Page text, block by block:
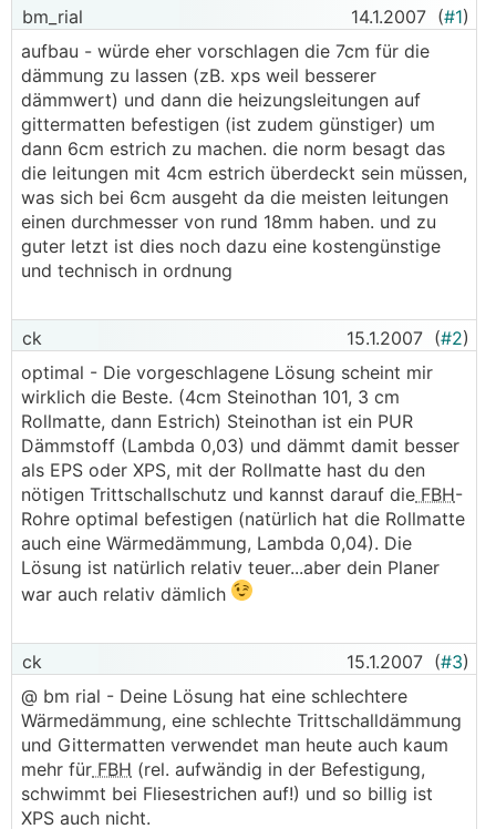
bm_rial 14.1.2007 (#1)
aufbau - würde eher vorschlagen die 7cm für die
dämmung zu lassen (zB. xps weil besserer
dämmwert) und dann die heizungsleitungen auf
gittermatten befestigen (ist zudem günstiger) um
dann 6cm estrich zu machen. die norm besagt das
die leitungen mit 4cm estrich überdeckt sein müssen,
was sich bei 6cm ausgeht da die meisten leitungen
einen durchmesser von rund 18mm haben. und zu
guter letzt ist dies noch dazu eine kostengünstige
und technisch in ordnung
ck 15.1.2007 (#2)
optimal - Die vorgeschlagene Lösung scheint mir
wirklich die Beste. (4cm Steinothan 101, 3 cm
Rollmatte, dann Estrich) Steinothan ist ein PUR
Dämmstoff (Lambda 0,03) und dämmt damit besser
als EPS oder XPS, mit der Rollmatte hast du den
nötigen Trittschallschutz und kannst darauf die FBH-
Rohre optimal befestigen (natürlich hat die Rollmatte
auch eine Wärmedämmung, Lambda 0,04). Die
Lösung ist natürlich relativ teuer...aber dein Planer
war auch relativ dämlich
ck 15.1.2007 (#3)
@ bm rial - Deine Lösung hat eine schlechtere
Wärmedämmung, eine schlechte Trittschalldämmung
und Gittermatten verwendet man heute auch kaum
mehr für FBH (rel. aufwändig in der Befestigung,
schwimmt bei Fliesestrichen auf!) und so billig ist
XPS auch nicht.